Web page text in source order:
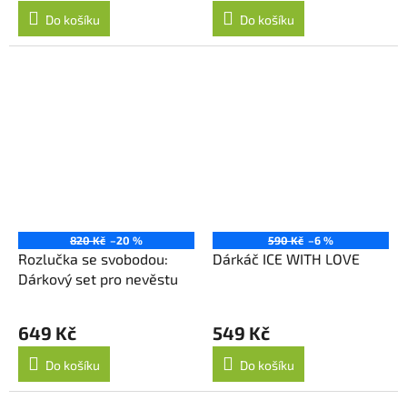
Do košíku Do košíku
820 Kč –20 %
Rozlučka se svobodou:
Dárkový set pro nevěstu
649 Kč
Do košíku
590 Kč –6 %
Dárkáč ICE WITH LOVE
549 Kč
Do košíku